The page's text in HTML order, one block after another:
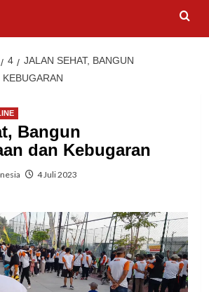
4
JALAN SEHAT, BANGUN
Bangun
dan Kebugaran
4 Juli 2023